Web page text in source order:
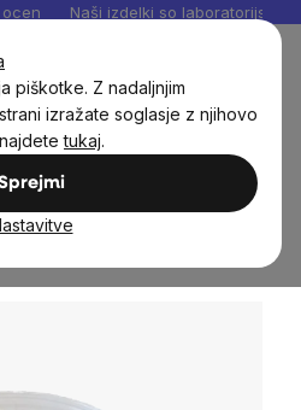
piškotke. Z nadaljnjim
izražate soglasje z njihovo
tukaj.
Naši izdelki so laboratorijsko
Suho sadje in zelenjava
plastika